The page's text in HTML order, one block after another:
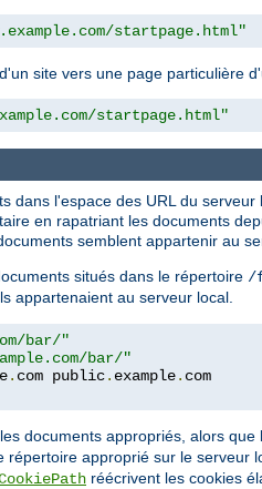
startpage.html"
site vers une page particulière
startpage.html"
dans l'espace des URL du
en rapatriant les documents
semblent appartenir au
situés dans le répertoire /
appartenaient au serveur local.
bar/"
bar/"
. com public. example.
documents appropriés, alors que
répertoire approprié sur le serveur
réécrivent les cookies